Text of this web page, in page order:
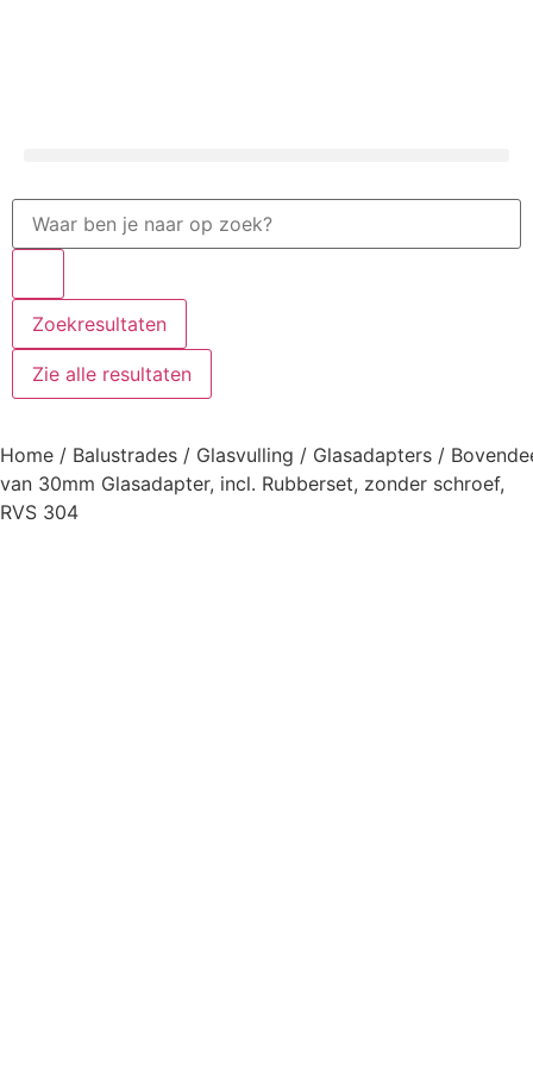
Zoekresultaten
Zie alle resultaten
Home / Balustrades / Glasvulling / Glasadapters /
van 30mm Glasadapter, incl. Rubberset, zonder schroef,
RVS 304